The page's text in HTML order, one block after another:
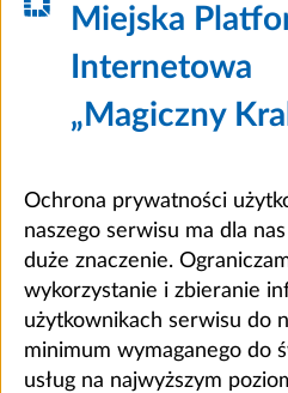
Miejska
Internetowa
„Magiczny
Ochrona prywatności
naszego serwisu ma dla
duże znaczenie.
wykorzystanie i zbieranie
użytkownikach serwisu do
minimum wymaganego do
usług na najwyższym